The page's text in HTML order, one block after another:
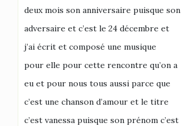
deux mois son anniversaire puisque son
adversaire et c’est le 24 décembre et
j’ai écrit et composé une musique
pour elle pour cette rencontre qu’on a
eu et pour nous tous aussi parce que
c’est une chanson d’amour et le titre
c’est vanessa puisque son prénom c’est